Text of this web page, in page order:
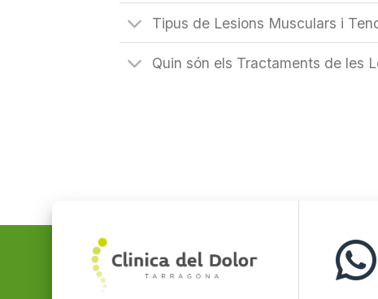
Tipus de Lesions Musculars i
Quin són els Tractaments de les